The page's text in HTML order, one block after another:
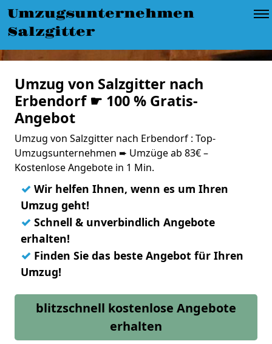
Umzugsunternehmen
Salzgitter
Umzug von Salzgitter nach
Erbendorf ☛ 100 % Gratis-
Angebot
Umzug von Salzgitter nach Erbendorf : Top-
Umzugsunternehmen ➨ Umzüge ab 83€ –
Kostenlose Angebote in 1 Min.
✓ Wir helfen Ihnen, wenn es um Ihren
Umzug geht!
✓ Schnell & unverbindlich Angebote
erhalten!
✓ Finden Sie das beste Angebot für Ihren
Umzug!
blitzschnell kostenlose Angebote
erhalten